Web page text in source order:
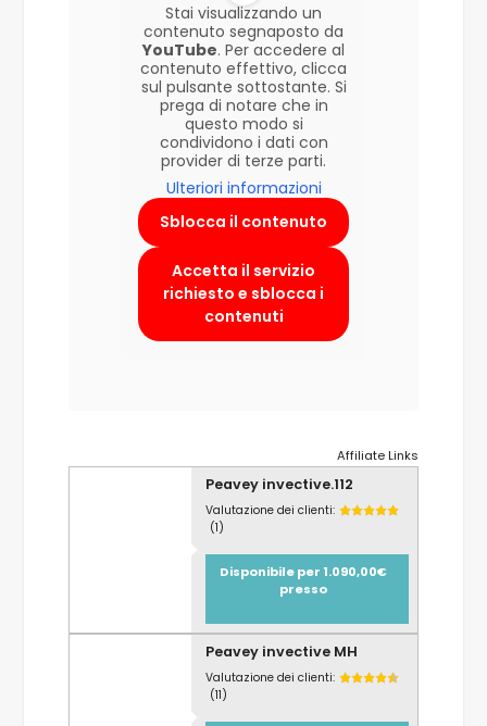
Stai visualizzando un
contenuto segnaposto da
YouTube. Per accedere al
contenuto effettivo, clicca
sul pulsante sottostante. Si
prega di notare che in
questo modo si
condividono i dati con
provider di terze parti.
Ulteriori informazioni
Sblocca il contenuto
Accetta il servizio
richiesto e sblocca i
contenuti
Affiliate Links
Peavey invective.112
Valutazione dei clienti:
(1)
Disponibile per 1.090,00€
presso
Peavey invective MH
Valutazione dei clienti:
(11)